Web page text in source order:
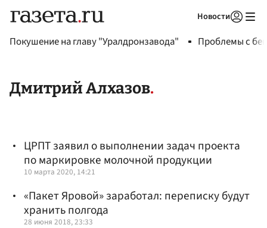
Новости
Покушение на главу "Уралдронзавода" Проблемы с
Дмитрий Алхазов
ЦРПТ заявил о выполнении задач проекта
по маркировке молочной продукции
10 марта 2020, 14:21
«Пакет Яровой» заработал: переписку будут
хранить полгода
28 июня 2018, 23:33